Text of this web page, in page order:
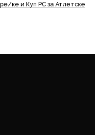
ке и Куп РС за Атлетске